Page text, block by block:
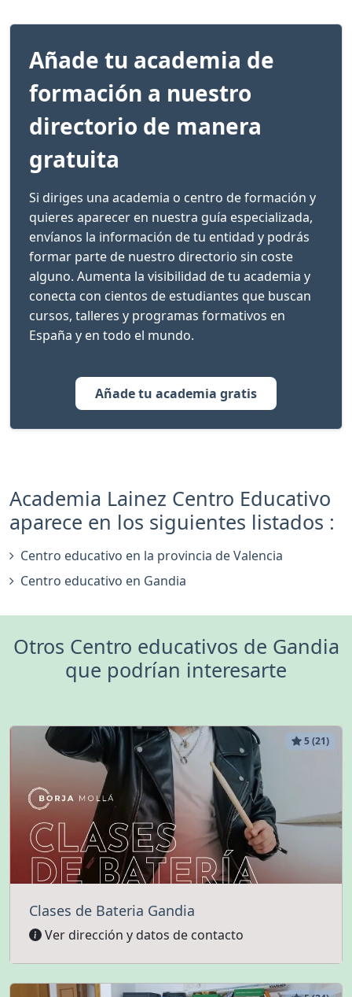
Añade tu academia de
formación a nuestro
directorio de manera
gratuita
Si diriges una academia o centro de formación y
quieres aparecer en nuestra guía especializada,
envíanos la información de tu entidad y podrás
formar parte de nuestro directorio sin coste
alguno. Aumenta la visibilidad de tu academia y
conecta con cientos de estudiantes que buscan
cursos, talleres y programas formativos en
España y en todo el mundo.
Añade tu academia gratis
Academia Lainez Centro Educativo
aparece en los siguientes listados :
Centro educativo en la provincia de Valencia
Centro educativo en Gandia
Otros Centro educativos de Gandia
que podrían interesarte
5 (21)
Clases de Bateria Gandia
Ver dirección y datos de contacto